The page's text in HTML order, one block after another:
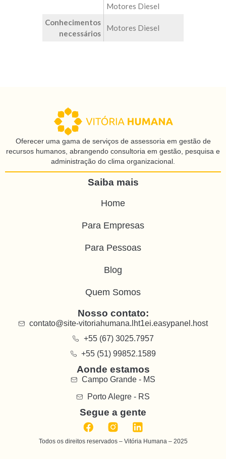
Motores Diesel
Conhecimentos
necessários
Motores Diesel
Oferecer uma gama de serviços de assessoria em gestão de
recursos humanos, abrangendo consultoria em gestão, pesquisa e
administração do clima organizacional.
Saiba mais
Home
Para Empresas
Para Pessoas
Blog
Quem Somos
Nosso contato:
contato@site-vitoriahumana.lht1ei.easypanel.host
+55 (67) 3025.7957
+55 (51) 99852.1589
Aonde estamos
Campo Grande - MS
Porto Alegre - RS
Segue a gente
Todos os direitos reservados – Vitória Humana – 2025